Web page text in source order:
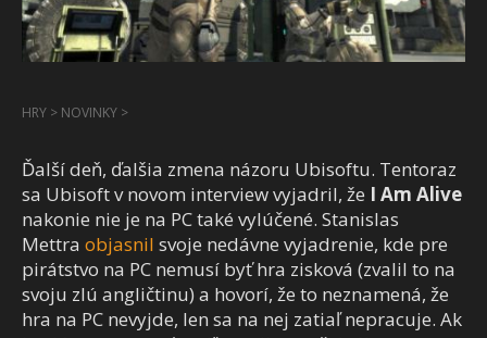
HRY > NOVINKY >
Ďalší deň, ďalšia zmena názoru Ubisoftu. Tentoraz
sa Ubisoft v novom interview vyjadril, že I Am Alive
nakonie nie je na PC také vylúčené. Stanislas
Mettra objasnil svoje nedávne vyjadrenie, kde pre
pirátstvo na PC nemusí byť hra zisková (zvalil to na
svoju zlú angličtinu) a hovorí, že to neznamená, že
hra na PC nevyjde, len sa na nej zatiaľ nepracuje. Ak